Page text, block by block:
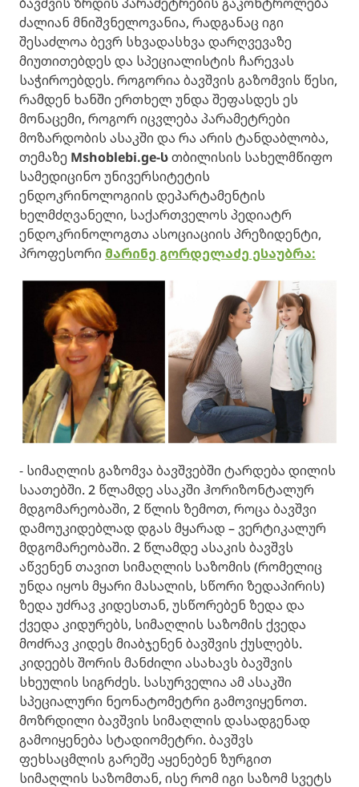
ძალიან მნიშვნელოვანია, რადგანაც იგი
შესაძლოა ბევრ სხვადასხვა დარღვევაზე
მიუთითებდეს და სპეციალისტის ჩარევას
საჭიროებდეს. როგორია ბავშვის გაზომვის წესი,
რამდენ ხანში ერთხელ უნდა შეფასდეს ეს
მონაცემი, როგორ იცვლება პარამეტრები
მოზარდობის ასაკში და რა არის ტანდაბლობა,
თემაზე Mshoblebi.ge-სთბილისის სახელმწიფო
სამედიცინო უნივერსიტეტის
ენდოკრინოლოგიის დეპარტამენტის
ხელმძღვანელი, საქართველოს პედიატრ
ენდოკრინოლოგთა ასოციაციის პრეზიდენტი,
პროფესორი მარინე გორდელაძე ესაუბრა:
- სიმაღლის გაზომვა ბავშვებში ტარდება დილის
საათებში. 2 წლამდე ასაკში ჰორიზონტალურ
მდგომარეობაში, 2 წლის ზემოთ, როცა ბავშვი
დამოუკიდებლად დგას მყარად – ვერტიკალურ
მდგომარეობაში. 2 წლამდე ასაკის ბავშვს
აწვენენ თავით სიმაღლის საზომის (რომელიც
უნდა იყოს მყარი მასალის, სწორი ზედაპირის)
ზედა უძრავ კიდესთან, უსწორებენ ზედა და
ქვედა კიდურებს, სიმაღლის საზომის ქვედა
მოძრავ კიდეს მიაბჯენენ ბავშვის ქუსლებს.
კიდეებს შორის მანძილი ასახავს ბავშვის
სხეულის სიგრძეს. სასურველია ამ ასაკში
სპეციალური ნეონატომეტრი გამოვიყენოთ.
მოზრდილი ბავშვის სიმაღლის დასადგენად
გამოიყენება სტადიომეტრი. ბავშვს
ფეხსაცმლის გარეშე აყენებენ ზურგით
სიმაღლის საზომთან, ისე რომ იგი საზომ სვეტს